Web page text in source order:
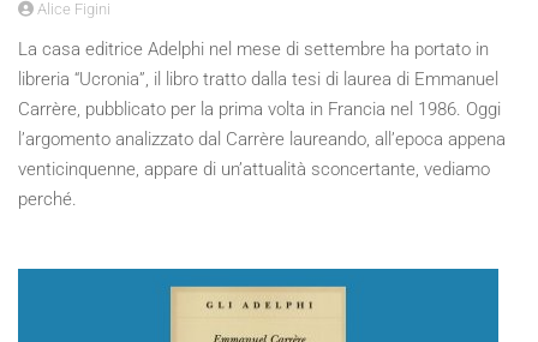
Alice Figini
La casa editrice Adelphi nel mese di settembre ha portato in
libreria “Ucronia”, il libro tratto dalla tesi di laurea di Emmanuel
Carrère, pubblicato per la prima volta in Francia nel 1986. Oggi
l’argomento analizzato dal Carrère laureando, all’epoca appena
venticinquenne, appare di un’attualità sconcertante, vediamo
perché.